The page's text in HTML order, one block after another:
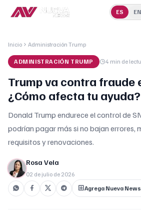
ES EN
Inicio Administración Trump
ADMINISTRACIÓN TRUMP 4 min de
Trump va contra fraude
¿Cómo afecta tu ayuda?
Donald Trump endurece el control de
podrían pagar más si no bajan errores,
requisitos y renovaciones.
Rosa Vela
02 de julio de 2026
Agrega Nueva